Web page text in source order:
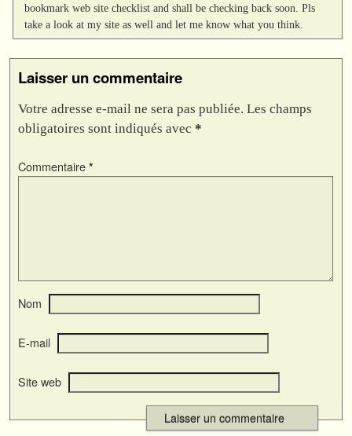
bookmark web site checklist and shall be checking back soon. Pls
take a look at my site as well and let me know what you think.
Laisser un commentaire
Votre adresse e-mail ne sera pas publiée. Les champs
obligatoires sont indiqués avec *
Commentaire *
Nom
E-mail
Site web